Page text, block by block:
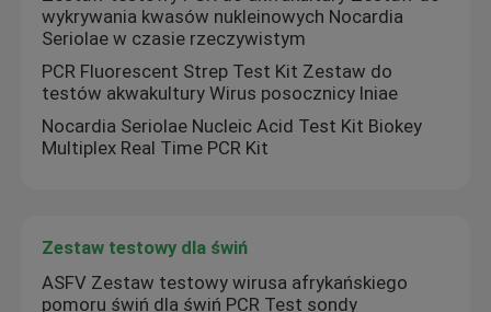
Maszyna RT qPCR
wykrywania kwasów nukleinowych Nocardia
Seriolae w czasie rzeczywistym
PCR Fluorescent Strep Test Kit Zestaw do
testów akwakultury Wirus posocznicy Iniae
Nocardia Seriolae Nucleic Acid Test Kit Biokey
Multiplex Real Time PCR Kit
Zestaw testowy dla świń
ASFV Zestaw testowy wirusa afrykańskiego
pomoru świń dla świń PCR Test sondy